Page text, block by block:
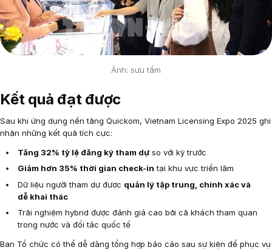
Ảnh: sưu tầm
Kết quả đạt được
Sau khi ứng dụng nền tảng Quickom, Vietnam Licensing Expo 2025 ghi
nhận những kết quả tích cực:
Tăng 32% tỷ lệ đăng ký tham dựso với kỳ trước
Giảm hơn 35% thời gian check-in tại khu vực triển lãm
Dữ liệu người tham dự được quản lý tập trung, chính xác và
dễ khai thác
Trải nghiệm hybrid được đánh giá cao bởi cả khách tham quan
trong nước và đối tác quốc tế
Ban Tổ chức có thể dễ dàng tổng hợp báo cáo sau sự kiện để phục vụ